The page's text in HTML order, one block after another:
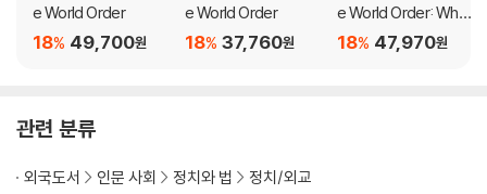
e World Order
49,700원
18%
e World Order
37,760원
18%
e World Order: Why
Global Civilization Wi
47,970원
18%
관련 분류
외국도서 인문 사회 정치와 법
정치/외교